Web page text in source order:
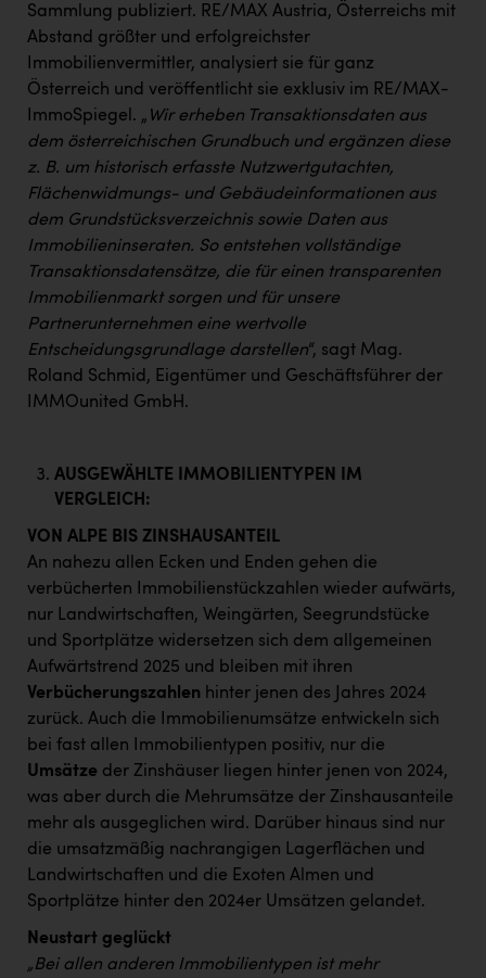
Sammlung publiziert. RE/MAX Austria, Österreichs mit
Abstand größter und erfolgreichster
Immobilienvermittler, analysiert sie für ganz
Österreich und veröffentlicht sie exklusiv im RE/MAX-
ImmoSpiegel. „ Wir erheben Transaktionsdaten aus
dem österreichischen Grundbuch und ergänzen diese
z. B. um historisch erfasste Nutzwertgutachten,
Flächenwidmungs- und Gebäudeinformationen aus
dem Grundstücksverzeichnis sowie Daten aus
Immobilieninseraten. So entstehen vollständige
Transaktionsdatensätze, die für einen transparenten
Immobilienmarkt sorgen und für unsere
Partnerunternehmen eine wertvolle
Entscheidungsgrundlage darstellen“, sagt Mag.
Roland Schmid, Eigentümer und Geschäftsführer der
IMMOunited GmbH.
AUSGEWÄHLTE IMMOBILIENTYPEN IM
VERGLEICH:
VON ALPE BIS ZINSHAUSANTEIL
An nahezu allen Ecken und Enden gehen die
verbücherten Immobilienstückzahlen wieder aufwärts,
nur Landwirtschaften, Weingärten, Seegrundstücke
und Sportplätze widersetzen sich dem allgemeinen
Aufwärtstrend 2025 und bleiben mit ihren
Verbücherungszahlen hinter jenen des Jahres 2024
zurück. Auch die Immobilienumsätze entwickeln sich
bei fast allen Immobilientypen positiv, nur die
Umsätze der Zinshäuser liegen hinter jenen von 2024,
was aber durch die Mehrumsätze der Zinshausanteile
mehr als ausgeglichen wird. Darüber hinaus sind nur
die umsatzmäßig nachrangigen Lagerflächen und
Landwirtschaften und die Exoten Almen und
Sportplätze hinter den 2024er Umsätzen gelandet.
Neustart geglückt
„Bei allen anderen Immobilientypen ist mehr